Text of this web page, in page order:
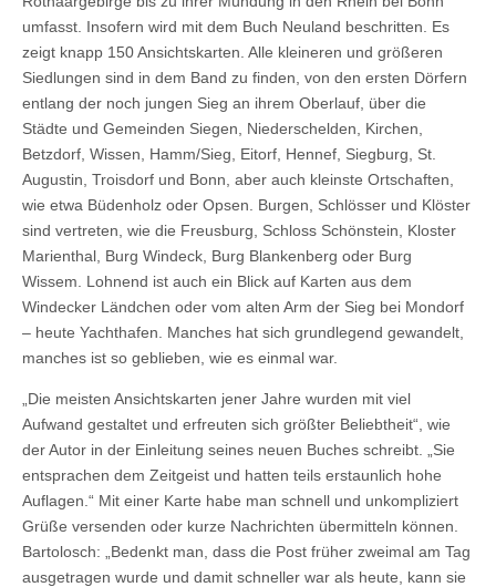
umfasst. Insofern wird mit dem Buch Neuland beschritten. Es
zeigt knapp 150 Ansichtskarten. Alle kleineren und größeren
Siedlungen sind in dem Band zu finden, von den ersten Dörfern
entlang der noch jungen Sieg an ihrem Oberlauf, über die
Städte und Gemeinden Siegen, Niederschelden, Kirchen,
Betzdorf, Wissen, Hamm/Sieg, Eitorf, Hennef, Siegburg, St.
Augustin, Troisdorf und Bonn, aber auch kleinste Ortschaften,
wie etwa Büdenholz oder Opsen. Burgen, Schlösser und Klöster
sind vertreten, wie die Freusburg, Schloss Schönstein, Kloster
Marienthal, Burg Windeck, Burg Blankenberg oder Burg
Wissem. Lohnend ist auch ein Blick auf Karten aus dem
Windecker Ländchen oder vom alten Arm der Sieg bei Mondorf
– heute Yachthafen. Manches hat sich grundlegend gewandelt,
manches ist so geblieben, wie es einmal war.
„Die meisten Ansichtskarten jener Jahre wurden mit viel
Aufwand gestaltet und erfreuten sich größter Beliebtheit“, wie
der Autor in der Einleitung seines neuen Buches schreibt. „Sie
entsprachen dem Zeitgeist und hatten teils erstaunlich hohe
Auflagen.“ Mit einer Karte habe man schnell und unkompliziert
Grüße versenden oder kurze Nachrichten übermitteln können.
Bartolosch: „Bedenkt man, dass die Post früher zweimal am Tag
ausgetragen wurde und damit schneller war als heute, kann sie